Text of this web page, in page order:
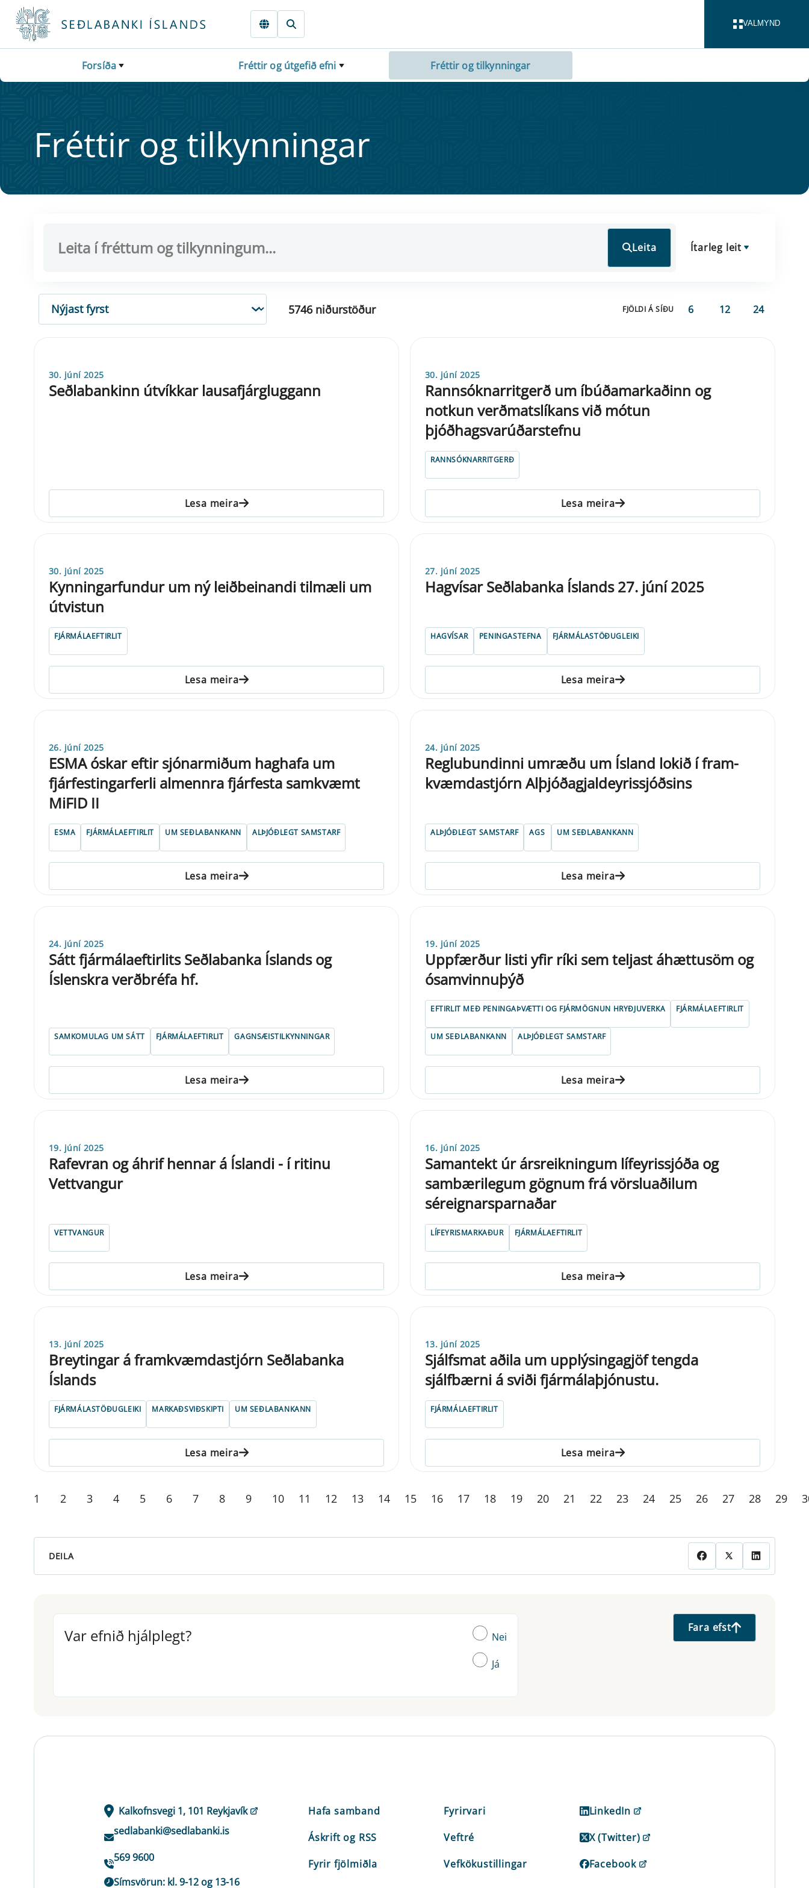
Fara beint í Meginmál
VALMYND
Forsíða Fréttir og útgefið efni Fréttir og tilkynningar
Frétt­ir og til­kynn­ing­ar
Leita Ítarleg leit
RÖÐUN
5746 niðurstöður FJÖLDI Á SÍÐU 6 12 24
30. júní 2025
Seðlabankinn útvíkkar lausafjárgluggann
Lesa meira
30. júní 2025
Rannsóknarritgerð um íbúðamarkaðinn og
notkun verðmatslíkans við mótun
þjóðhagsvarúðarstefnu
RANNSÓKNARRITGERÐ
Lesa meira
30. júní 2025
Kynningarfundur um ný leiðbeinandi tilmæli um
útvistun
FJÁRMÁLAEFTIRLIT
Lesa meira
27. júní 2025
Hagvísar Seðlabanka Íslands 27. júní 2025
HAGVÍSAR PENINGASTEFNA FJÁRMÁLASTÖÐUGLEIKI
Lesa meira
26. júní 2025
ESMA óskar eftir sjónarmiðum haghafa um
fjárfestingarferli almennra fjárfesta samkvæmt
MiFID II
ESMA FJÁRMÁLAEFTIRLIT UM SEÐLABANKANN ALÞJÓÐLEGT SAMSTARF
Lesa meira
24. júní 2025
Reglu­bund­inni um­ræðu um Ísland lokið í fra­m­
kvæmda­stjórn Alþjóðagjal­dey­ris­sjóðsins
ALÞJÓÐLEGT SAMSTARF AGS UM SEÐLABANKANN
Lesa meira
24. júní 2025
Sátt fjármálaeftirlits Seðlabanka Íslands og
Íslenskra verðbréfa hf.
SAMKOMULAG UM SÁTT FJÁRMÁLAEFTIRLIT GAGNSÆISTILKYNNINGAR
Lesa meira
19. júní 2025
Uppfærður listi yfir ríki sem teljast áhættusöm og
ósamvinnuþýð
EFTIRLIT MEÐ PENINGAÞVÆTTI OG FJÁRMÖGNUN HRYÐJUVERKA FJÁRMÁLAEFTIRLIT
UM SEÐLABANKANN ALÞJÓÐLEGT SAMSTARF
Lesa meira
19. júní 2025
Rafevran og áhrif hennar á Íslandi - í ritinu
Vettvangur
VETTVANGUR
Lesa meira
16. júní 2025
Samantekt úr ársreikningum lífeyrissjóða og
sambærilegum gögnum frá vörsluaðilum
séreignarsparnaðar
LÍFEYRISMARKAÐUR FJÁRMÁLAEFTIRLIT
Lesa meira
13. júní 2025
Breytingar á framkvæmdastjórn Seðlabanka
Íslands
FJÁRMÁLASTÖÐUGLEIKI MARKAÐSVIÐSKIPTI UM SEÐLABANKANN
Lesa meira
13. júní 2025
Sjálfsmat aðila um upplýsingagjöf tengda
sjálfbærni á sviði fjármálaþjónustu.
FJÁRMÁLAEFTIRLIT
Lesa meira
1 2 3 4 5 6 7 8 9 10 11 12 13 14 15 16 17 18 19 20 21 22 23 24 25 26 27 28 29
DEILA
Var efnið hjálplegt?
Var efnið hjálplegt? Nei
Já
Fara efst
Kalkofnsvegi 1, 101 Reykjavík
sedlabanki@sedlabanki.is
569 9600
Símsvörun: kl. 9-12 og 13-16
Hafa samband
Áskrift og RSS
Fyrir fjölmiðla
Fyrirvari
Veftré
Vefkökustillingar
LinkedIn
X (Twitter)
Facebook